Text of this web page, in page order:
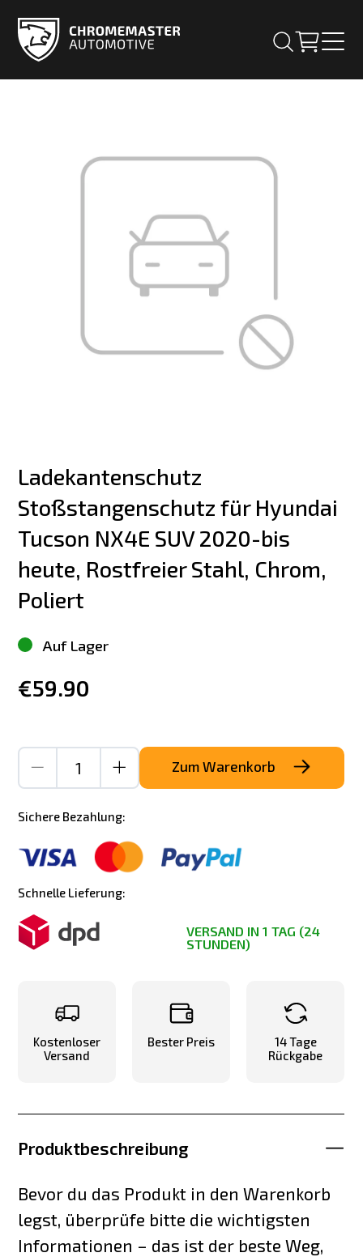
Ladekantenschutz
Stoßstangenschutz für Hyundai
Tucson NX4E SUV 2020-bis
heute, Rostfreier Stahl, Chrom,
Poliert
Auf Lager
€59.90
Zum Warenkorb
Sichere Bezahlung:
Schnelle Lieferung:
VERSAND IN 1 TAG (24
STUNDEN)
Kostenloser
Versand
Bester Preis
14 Tage
Rückgabe
Produktbeschreibung
Bevor du das Produkt in den Warenkorb
legst, überprüfe bitte die wichtigsten
Informationen – das ist der beste Weg,